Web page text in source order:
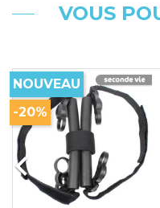
VOUS

NOUVEAU
-20%